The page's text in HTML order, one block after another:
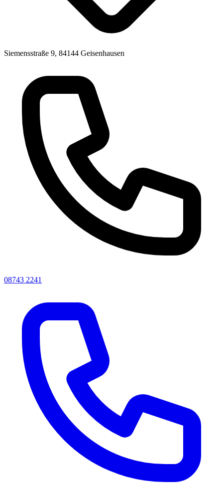
Siemensstraße 9, 84144 Geisenhausen
08743 2241